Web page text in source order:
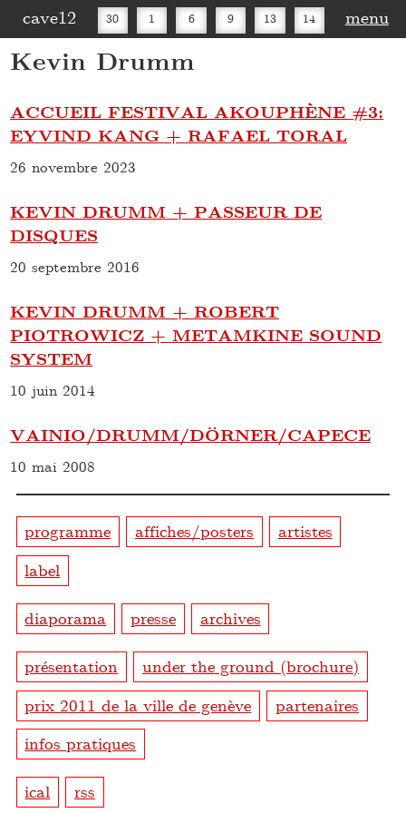
cave12 30 1 6 9 13 14
16
menu
Kevin Drumm
ACCUEIL FESTIVAL AKOUPHÈNE #3:
EYVIND KANG + RAFAEL TORAL
26 novembre 2023
KEVIN DRUMM + PASSEUR DE
DISQUES
20 septembre 2016
KEVIN DRUMM + ROBERT
PIOTROWICZ + METAMKINE SOUND
SYSTEM
10 juin 2014
VAINIO/DRUMM/DÖRNER/CAPECE
10 mai 2008
programme affiches/posters
artistes
label
diaporama presse archives
présentation
under the ground (brochure)
prix 2011 de la ville de genève
partenaires
infos pratiques
ical rss